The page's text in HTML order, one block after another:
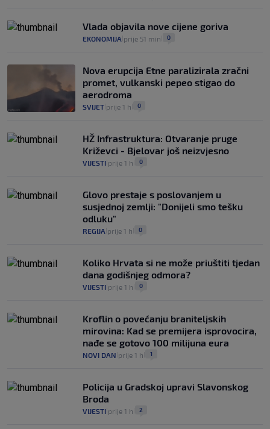
Vlada objavila nove cijene goriva
EKONOMIJA prije 51 min 0
Nova erupcija Etne paralizirala zračni
promet, vulkanski pepeo stigao do
aerodroma
SVIJET prije 1 h 0
HŽ Infrastruktura: Otvaranje pruge
Križevci - Bjelovar još neizvjesno
VIJESTI prije 1 h 0
Glovo prestaje s poslovanjem u
susjednoj zemlji: "Donijeli smo tešku
odluku"
REGIJA prije 1 h 0
Koliko Hrvata si ne može priuštiti tjedan
dana godišnjeg odmora?
VIJESTI prije 1 h 0
Kroflin o povećanju braniteljskih
mirovina: Kad se premijera isprovocira,
nađe se gotovo 100 milijuna eura
NOVI DAN prije 1 h 1
Policija u Gradskoj upravi Slavonskog
Broda
VIJESTI prije 1 h 2